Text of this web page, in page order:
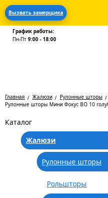
Вызвать замерщика
График работы:
Пн-Пт 9:00 - 18:00
Главная Жалюзи Рулонные шторы
Рулонные шторы Мини Фокус BO 10
Каталог
Жалюзи
Рулонные шторы
Рольшторы